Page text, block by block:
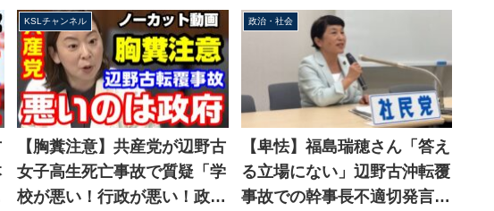
KSLチャンネル
【胸糞注意】共産党が辺野古
女子高生死亡事故で質疑「学
校が悪い！行政が悪い！政府
政治・社会
【卑怯】福島瑞穂さん「答え
る立場にない」辺野古沖転覆
事故での幹事長不適切発言に